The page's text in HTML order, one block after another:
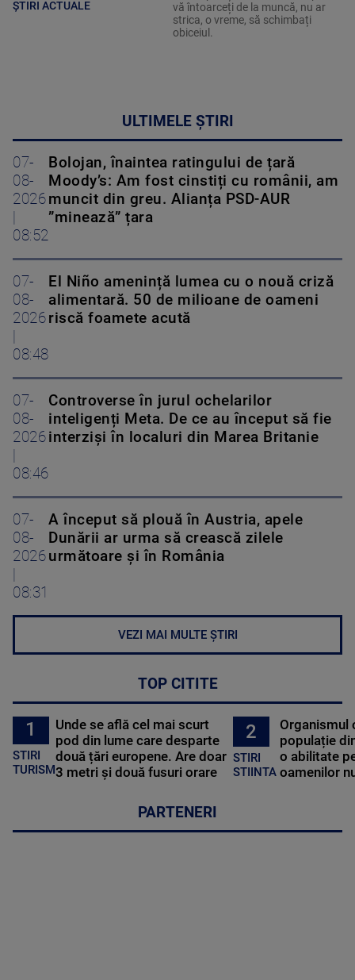
ȘTIRI ACTUALE
vă întoarceți de la muncă, nu ar
strica, o vreme, să schimbați
obiceiul.
ULTIMELE ȘTIRI
07-
08-
2026
08:52
Bolojan, înaintea ratingului de țară
Moody’s: Am fost cinstiți cu românii, am
muncit din greu. Alianța PSD-AUR
”minează” țara
07-
08-
2026
08:48
El Niño amenință lumea cu o nouă criză
alimentară. 50 de milioane de oameni
riscă foamete acută
07-
08-
2026
08:46
Controverse în jurul ochelarilor
inteligenți Meta. De ce au început să fie
interziși în localuri din Marea Britanie
07-
08-
2026
08:31
A început să plouă în Austria, apele
Dunării ar urma să crească zilele
următoare și în România
VEZI MAI MULTE ȘTIRI
TOP CITITE
1
STIRI
TURISM
Unde se află cel mai scurt
pod din lume care desparte
două țări europene. Are doar
3 metri și două fusuri orare
2
STIRI
STIINTA
Organismul
populație
o abilitate
oamenilor
PARTENERI